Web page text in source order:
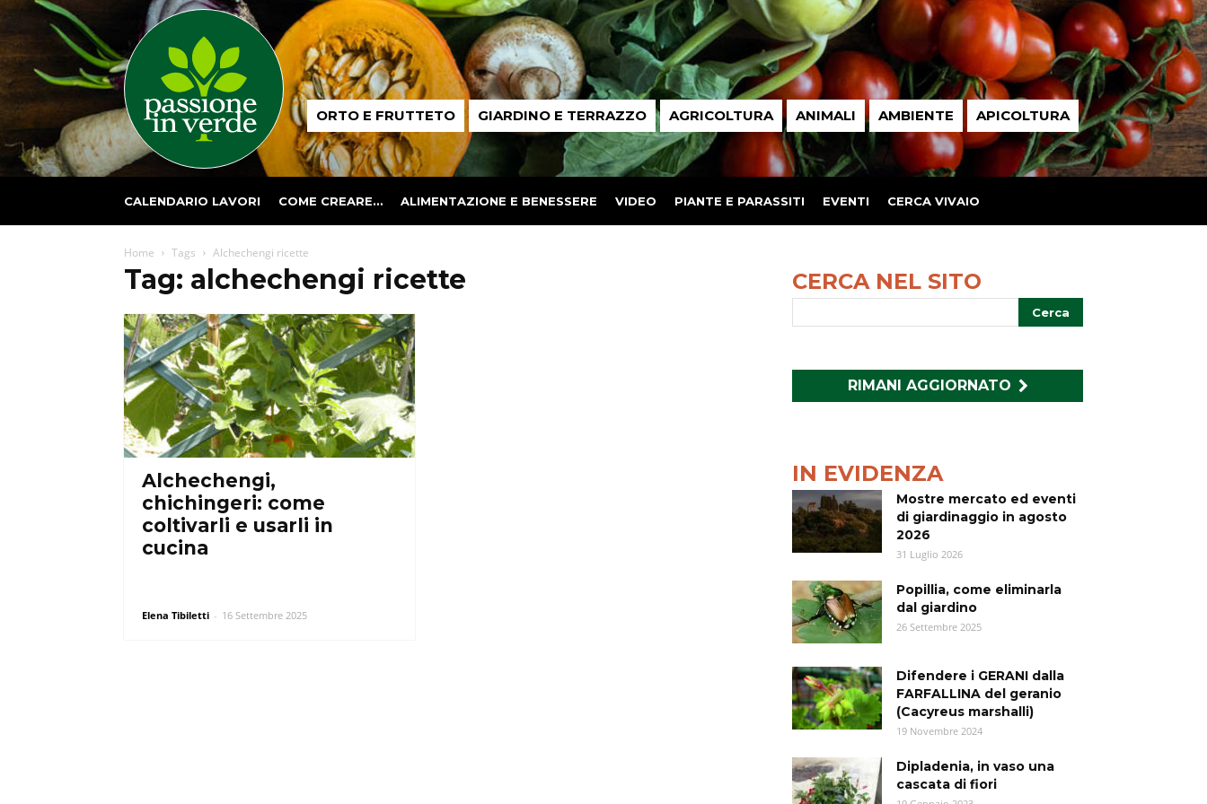
Passione
in ORTO E FRUTTETO GIARDINO E TERRAZZO AGRICOLTURA ANIMALI AMBIENTE APICOLTURA
CALENDARIO LAVORI COME CREARE… ALIMENTAZIONE E BENESSERE VIDEO PIANTE E PARASSITI EVENTI CERCA VIVAIO
Home Tags Alchechengi ricette
Tag: alchechengi ricette
Alchechengi,
chichingeri: come
coltivarli e usarli in
cucina
Elena Tibiletti - 16 Settembre 2025
CERCA NEL SITO
RIMANI AGGIORNATO
IN EVIDENZA
Mostre mercato ed eventi
di giardinaggio in agosto
2026
31 Luglio 2026
Popillia, come eliminarla
dal giardino
26 Settembre 2025
Difendere i GERANI dalla
FARFALLINA del geranio
(Cacyreus marshalli)
19 Novembre 2024
Dipladenia, in vaso una
cascata di fiori